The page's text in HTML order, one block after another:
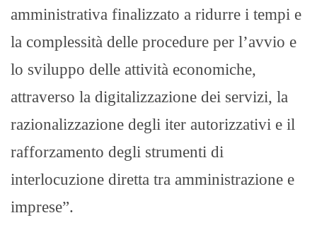
amministrativa finalizzato a ridurre i tempi e
la complessità delle procedure per l’avvio e
lo sviluppo delle attività economiche,
attraverso la digitalizzazione dei servizi, la
razionalizzazione degli iter autorizzativi e il
rafforzamento degli strumenti di
interlocuzione diretta tra amministrazione e
imprese”.